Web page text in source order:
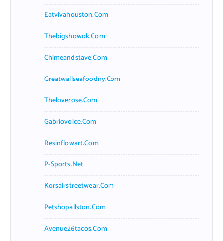
Eatvivahouston.com
Thebigshowok.com
Chimeandstave.com
Greatwallseafoodny.com
Theloverose.com
Gabriovoice.com
Resinflowart.com
P-Sports.net
Korsairstreetwear.com
Petshopallston.com
Avenue26tacos.com